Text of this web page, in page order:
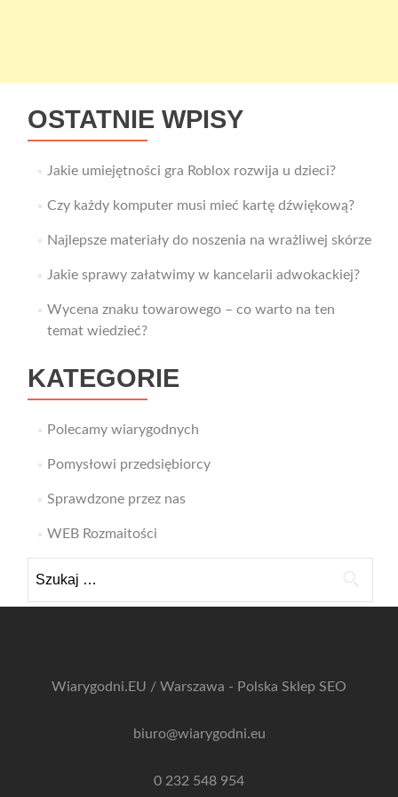
OSTATNIE WPISY
Jakie umiejętności gra Roblox rozwija u dzieci?
Czy każdy komputer musi mieć kartę dźwiękową?
Najlepsze materiały do noszenia na wrażliwej skórze
Jakie sprawy załatwimy w kancelarii adwokackiej?
Wycena znaku towarowego – co warto na ten
temat wiedzieć?
KATEGORIE
Polecamy wiarygodnych
Pomysłowi przedsiębiorcy
Sprawdzone przez nas
WEB Rozmaitości
Wiarygodni.EU / Warszawa - Polska Sklep SEO
biuro@wiarygodni.eu
0 232 548 954